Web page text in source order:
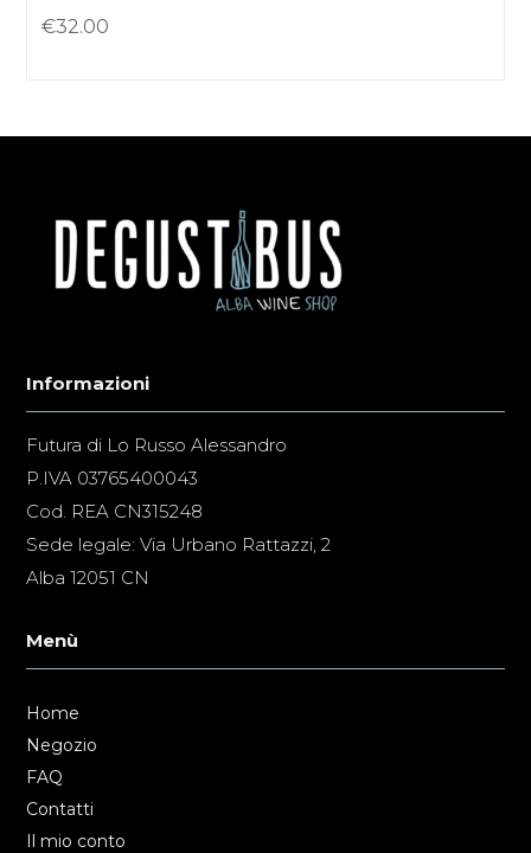
€32.00
Informazioni
Futura di Lo Russo Alessandro
P.IVA 03765400043
Cod. REA CN315248
Sede legale: Via Urbano Rattazzi, 2
Alba 12051 CN
Menù
Home
Negozio
FAQ
Contatti
Il mio conto